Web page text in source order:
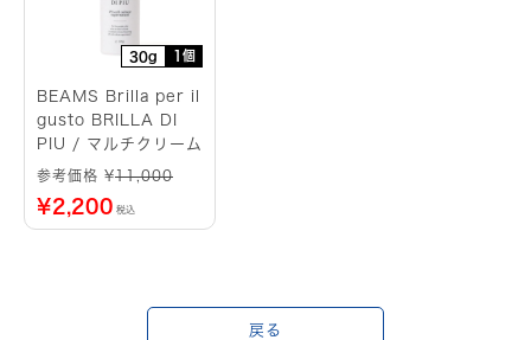
30g 1個
BEAMS Brilla per il
gusto BRILLA DI
PIU / マルチクリーム
参考価格 ¥11,000
¥2,200 税込
戻る